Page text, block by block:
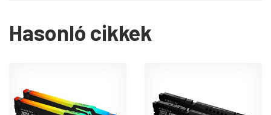
Hasonló cikkek